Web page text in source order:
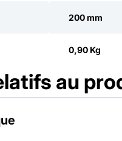
200 mm
0,90 Kg
au